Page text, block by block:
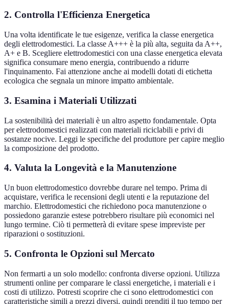
2. Controlla l'Efficienza Energetica
Una volta identificate le tue esigenze, verifica la classe energetica
degli elettrodomestici. La classe A+++ è la più alta, seguita da A++,
A+ e B. Scegliere elettrodomestici con una classe energetica elevata
significa consumare meno energia, contribuendo a ridurre
l'inquinamento. Fai attenzione anche ai modelli dotati di etichetta
ecologica che segnala un minore impatto ambientale.
3. Esamina i Materiali Utilizzati
La sostenibilità dei materiali è un altro aspetto fondamentale. Opta
per elettrodomestici realizzati con materiali riciclabili e privi di
sostanze nocive. Leggi le specifiche del produttore per capire meglio
la composizione del prodotto.
4. Valuta la Longevità e la Manutenzione
Un buon elettrodomestico dovrebbe durare nel tempo. Prima di
acquistare, verifica le recensioni degli utenti e la reputazione del
marchio. Elettrodomestici che richiedono poca manutenzione o
possiedono garanzie estese potrebbero risultare più economici nel
lungo termine. Ciò ti permetterà di evitare spese impreviste per
riparazioni o sostituzioni.
5. Confronta le Opzioni sul Mercato
Non fermarti a un solo modello: confronta diverse opzioni. Utilizza
strumenti online per comparare le classi energetiche, i materiali e i
costi di utilizzo. Potresti scoprire che ci sono elettrodomestici con
caratteristiche simili a prezzi diversi, quindi prenditi il tuo tempo per